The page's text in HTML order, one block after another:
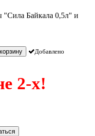
"Сила Байкала 0,5л" и
Добавлено
2-х!